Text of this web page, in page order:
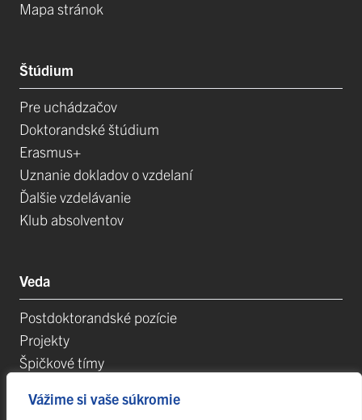
Vážime si vaše súkromie
Mapa stránok
Štúdium
Pre uchádzačov
Doktorandské štúdium
Erasmus+
Uznanie dokladov o vzdelaní
Ďalšie vzdelávanie
Klub absolventov
Veda
Postdoktorandské pozície
Projekty
Špičkové tímy
Vedecké parky